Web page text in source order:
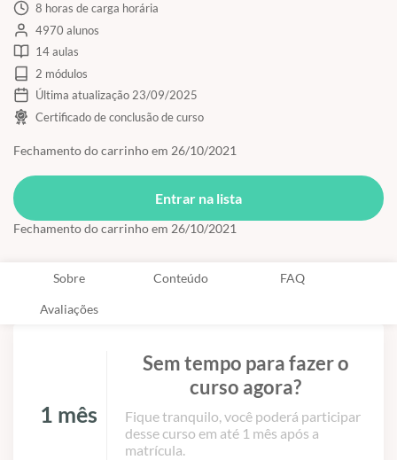
8 horas de carga horária
4970 alunos
14 aulas
2 módulos
Última atualização 23/09/2025
Certificado de conclusão de curso
Fechamento do carrinho em 26/10/2021
Entrar na lista
Fechamento do carrinho em 26/10/2021
Sobre Conteúdo FAQ
Avaliações
1 mês
Sem tempo para fazer o
curso agora?
Fique tranquilo, você poderá participar
desse curso em até 1 mês após a
matrícula.